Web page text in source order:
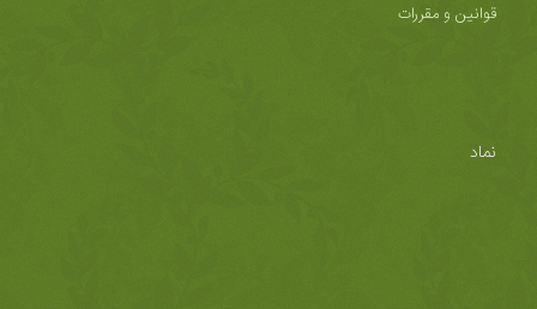
قوانین و مقررات
نماد